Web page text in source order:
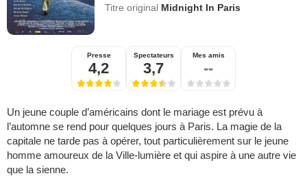
Titre original Midnight In Paris
Presse
4,2
Spectateurs
3,7
Mes amis
--
Un jeune couple d’américains dont le mariage est prévu à
l’automne se rend pour quelques jours à Paris. La magie de la
capitale ne tarde pas à opérer, tout particulièrement sur le jeune
homme amoureux de la Ville-lumière et qui aspire à une autre vie
que la sienne.